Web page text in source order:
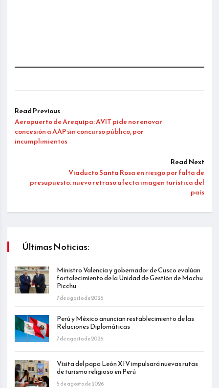
Read Previous
Aeropuerto de Arequipa: AVIT pide no renovar
concesión a AAP sin concurso público, por
incumplimientos
Read Next
Viaducto Santa Rosa en riesgo por falta de
presupuesto: nuevo retraso afecta imagen turística del
país
Últimas Noticias:
Ministro Valencia y gobernador de Cusco evalúan
fortalecimiento de la Unidad de Gestión de Machu
Picchu
7 de agosto de 2026
Perú y México anuncian restablecimiento de las
Relaciones Diplomáticas
7 de agosto de 2026
Visita del papa León XIV impulsará nuevas rutas
de turismo religioso en Perú
5 de agosto de 2026